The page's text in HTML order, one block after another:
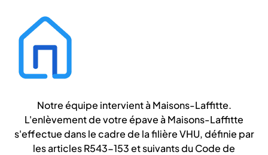
Notre équipe intervient à Maisons-Laffitte.
L'enlèvement de votre épave à Maisons-Laffitte
s'effectue dans le cadre de la filière VHU, définie par
les articles R543-153 et suivants du Code de